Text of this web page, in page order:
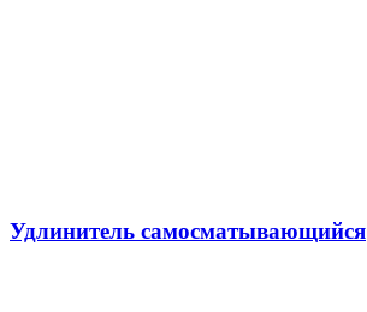
Удлинитель самосматывающийся